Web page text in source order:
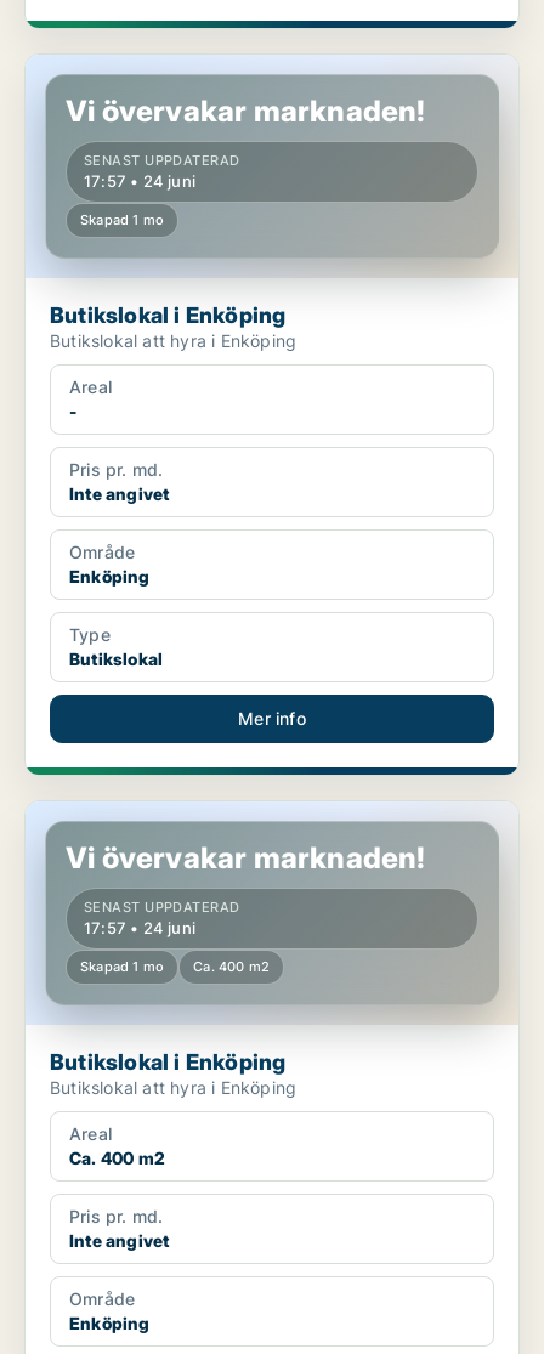
Butikslokal i Enköping
Vi övervakar marknaden!
SENAST UPPDATERAD
17:57 • 24 juni
Skapad 1 mo
Butikslokal i Enköping
Butikslokal att hyra i Enköping
Areal
-
Pris pr. md.
Inte angivet
Område
Enköping
Type
Butikslokal
Mer info
Butikslokal i Enköping
Vi övervakar marknaden!
SENAST UPPDATERAD
17:57 • 24 juni
Skapad 1 mo Ca. 400 m2
Butikslokal i Enköping
Butikslokal att hyra i Enköping
Areal
Ca. 400 m2
Pris pr. md.
Inte angivet
Område
Enköping